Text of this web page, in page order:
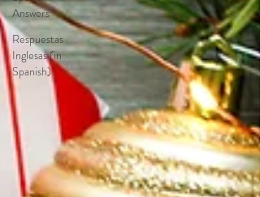
Answers
Respuestas
Inglesas (in
Spanish)